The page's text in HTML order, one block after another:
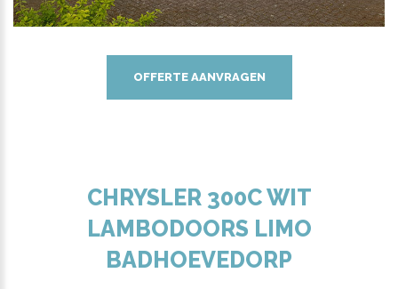
OFFERTE AANVRAGEN
CHRYSLER 300C WIT
LAMBODOORS LIMO
BADHOEVEDORP